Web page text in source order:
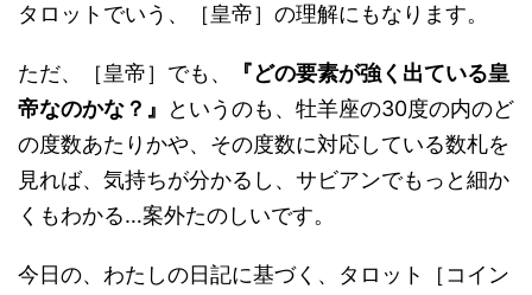
タロットでいう、［皇帝］の理解にもなります。
ただ、［皇帝］でも、
『どの要素が強く出ている皇
帝なのかな？』
というのも、牡羊座の30度の内のど
の度数あたりかや、その度数に対応している数札を
見れば、気持ちが分かるし、サビアンでもっと細か
くもわかる…案外たのしいです。
今日の、わたしの日記に基づく、タロット［コイン